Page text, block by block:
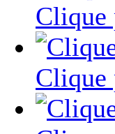
Clique
Clique